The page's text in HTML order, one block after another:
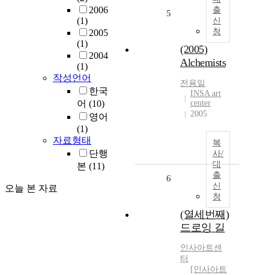
2006
(1)
2005
(1)
2004
(1)
작성언어
한국
어 (10)
영어
(1)
자료형태
단행
본 (11)
오늘 본 자료
출
신
청
5
(2005)
Alchemists
전용일
INSA art
center
2005
복
사/
대
출
신
청
6
(열세번째)
드로잉 길
인사아트센
터
[인사아트